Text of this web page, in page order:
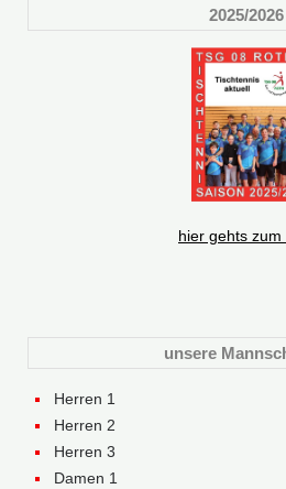
2025/2026
hier gehts zum
unsere
Herren 1
Herren 2
Herren 3
Damen 1